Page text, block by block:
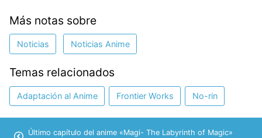
Más notas sobre
Noticias Noticias Anime
Temas relacionados
Adaptación al Anime Frontier Works No-rin
Último capítulo del anime «Magi- The Labyrinth of Magic»